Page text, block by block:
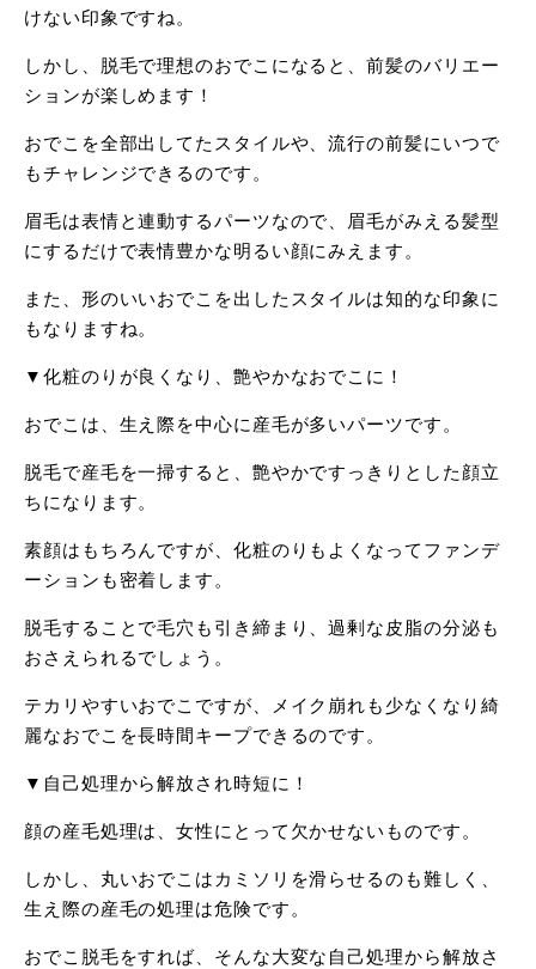
けない印象ですね。
しかし、脱毛で理想のおでこになると、前髪のバリエー
ションが楽しめます！
おでこを全部出してたスタイルや、流行の前髪にいつで
もチャレンジできるのです。
眉毛は表情と連動するパーツなので、眉毛がみえる髪型
にするだけで表情豊かな明るい顔にみえます。
また、形のいいおでこを出したスタイルは知的な印象に
もなりますね。
▼化粧のりが良くなり、艶やかなおでこに！
おでこは、生え際を中心に産毛が多いパーツです。
脱毛で産毛を一掃すると、艶やかですっきりとした顔立
ちになります。
素顔はもちろんですが、化粧のりもよくなってファンデ
ーションも密着します。
脱毛することで毛穴も引き締まり、過剰な皮脂の分泌も
おさえられるでしょう。
テカリやすいおでこですが、メイク崩れも少なくなり綺
麗なおでこを長時間キープできるのです。
▼自己処理から解放され時短に！
顔の産毛処理は、女性にとって欠かせないものです。
しかし、丸いおでこはカミソリを滑らせるのも難しく、
生え際の産毛の処理は危険です。
おでこ脱毛をすれば、そんな大変な自己処理から解放さ